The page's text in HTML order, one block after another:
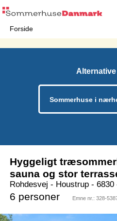
Forside
Sommerhuse i
Hyggeligt
sauna og stor
Rohdesvej - Houstrup - 6830
6 personer Emne nr.: 328-